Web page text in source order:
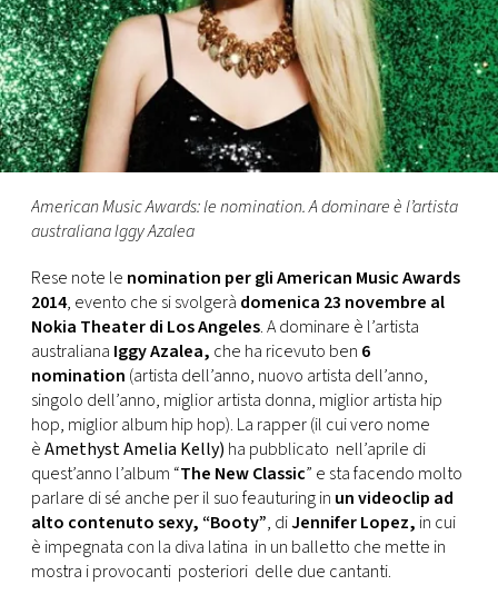
EVENTI
VIDEO
TV
PRINCIPATO
MONACO
RMC
CONSIGLIA
American Music Awards: le nomination. A dominare è l’artista
australiana Iggy Azalea
Rese note le nomination per gli American Music Awards
2014, evento che si svolgerà domenica 23 novembre al
Nokia Theater di Los Angeles. A dominare è l’artista
australiana Iggy Azalea, che ha ricevuto ben 6
nomination (artista dell’anno, nuovo artista dell’anno,
singolo dell’anno, miglior artista donna, miglior artista hip
hop, miglior album hip hop). La rapper (il cui vero nome
èAmethyst Amelia Kelly) ha pubblicato nell’aprile di
quest’anno l’album “The New Classic” e sta facendo molto
parlare di sé anche per il suo feauturing in un videoclip ad
alto contenuto sexy, “Booty”, diJennifer Lopez, in cui
è impegnata con la diva latina in un balletto che mette in
mostra i provocanti posteriori delle due cantanti.